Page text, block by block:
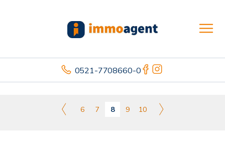
0521-7708660-0
6 7 8 9 10